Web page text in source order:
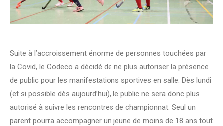
Suite à l’accroissement énorme de personnes touchées par
la Covid, le Codeco a décidé de ne plus autoriser la présence
de public pour les manifestations sportives en salle. Dès lundi
(et si possible dès aujourd’hui), le public ne sera donc plus
autorisé à suivre les rencontres de championnat. Seul un
parent pourra accompagner un jeune de moins de 18 ans tout